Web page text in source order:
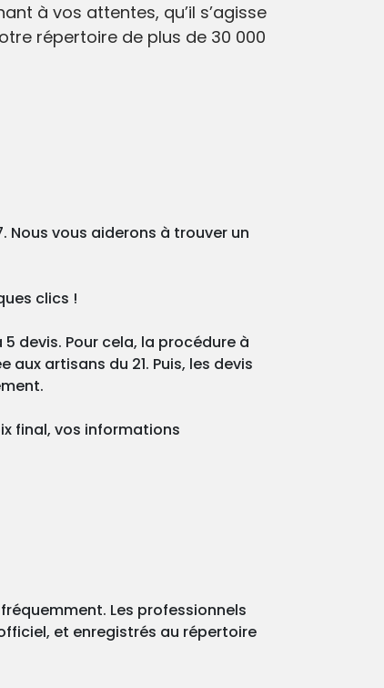
à vos attentes, qu’il s’agisse
répertoire de plus de 30 000
Nous vous aiderons à trouver un
clics !
devis. Pour cela, la procédure à
artisans du 21. Puis, les devis
final, vos informations
Les professionnels
et enregistrés au répertoire